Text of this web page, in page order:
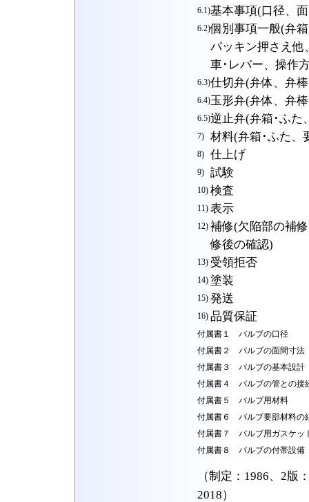
6.1)基本事項(口径、
6.2)個別事項一般(弁
パッキン押さえ他
車･レバー、操作
6.3)仕切弁(弁体、弁
6.4)玉形弁(弁体、弁
6.5)逆止弁(弁箱･ふた
7) 材料(弁箱･ふた、
8) 仕上げ
9) 試験
10) 検査
11) 表示
12) 補修(欠陥部の補
修後の確認)
13) 受領拒否
14) 塗装
15) 発送
16) 品質保証
付属書１ バルブの口径
付属書２ バルブの面間寸法
付属書３ バルブの基本設計
付属書４ バルブの管との接
付属書５ バルブ用材料
付属書６ バルブ要部材料の
付属書７ バルブ用ガスケッ
付属書８ バルブの付帯設備
（制定：1986、2版
2018）